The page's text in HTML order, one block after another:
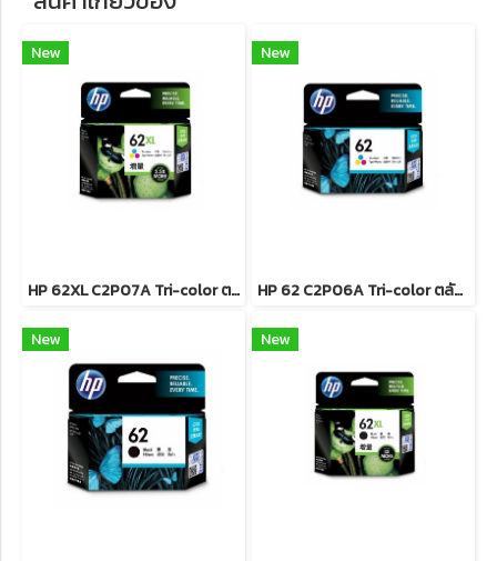
New
HP 62XL C2P07A Tri-color ตลับหมึกอิงค์เจ็ท 3 สี
New
HP 62 C2P06A Tri-color ตลับหมึกอิงค์เจ็ท 3 สี
New New